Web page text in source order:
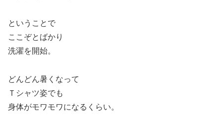
ということで
ここぞとばかり
洗濯を開始。
どんどん暑くなって
Ｔシャツ姿でも
身体がモワモワになるくらい。